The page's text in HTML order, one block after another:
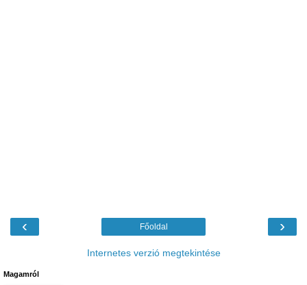
‹ ›
Főoldal
Internetes verzió megtekintése
Magamról